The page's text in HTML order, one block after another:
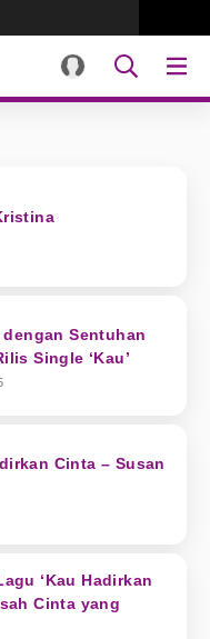
Sentuhan
Single ‘Kau’
Cinta – Susan
‘Kau Hadirkan
Cinta yang